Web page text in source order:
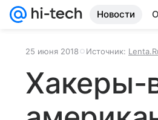
Новости
25 июня 2018 Источник:
Хакеры-